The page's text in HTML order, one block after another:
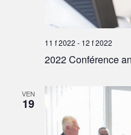
2022 Conférence
11 f 2022 - 12 f 2022
VEN
19